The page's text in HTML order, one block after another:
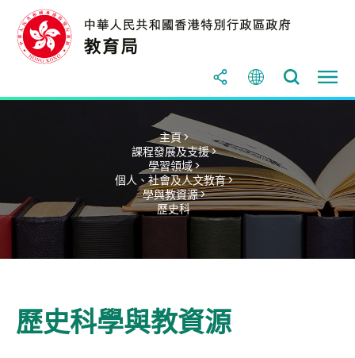
主頁 >
課程發展及支援 >
學習領域 >
個人、社會及人文教育 >
學與教資源 >
歷史科
歷史科學與教資源